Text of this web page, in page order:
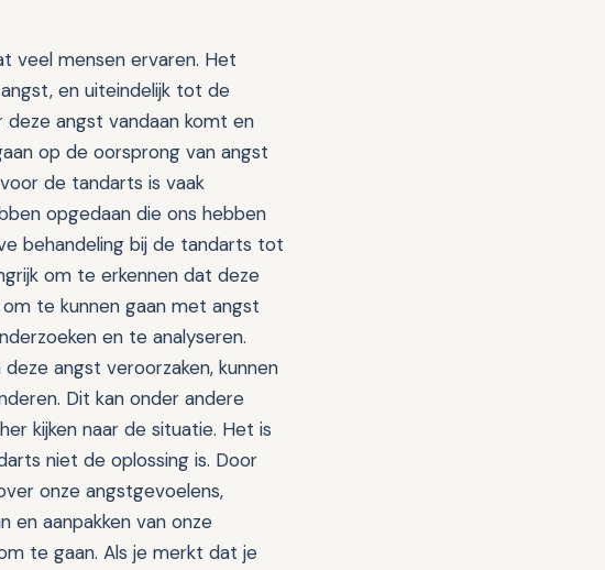
veel mensen ervaren. Het
en uiteindelijk tot de
angst vandaan komt en
op de oorsprong van angst
de tandarts is vaak
opgedaan die ons hebben
behandeling bij de tandarts tot
om te erkennen dat deze
te kunnen gaan met angst
en te analyseren.
angst veroorzaken, kunnen
Dit kan onder andere
kijken naar de situatie. Het is
niet de oplossing is. Door
onze angstgevoelens,
en aanpakken van onze
te gaan. Als je merkt dat je